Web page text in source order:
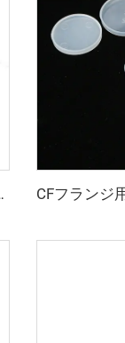
ステンレス鋼製真空継手 半導体用